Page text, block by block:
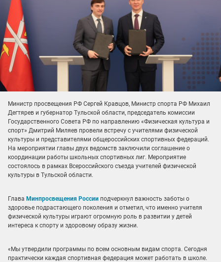
Министр просвещения РФ Сергей Кравцов, Министр спорта РФ Михаил
Дегтярев и губернатор Тульской области, председатель комиссии
Государственного Совета РФ по направлению «Физическая культура и
спорт» Дмитрий Миляев провели встречу с учителями физической
культуры и представителями общероссийских спортивных федераций.
На мероприятии главы двух ведомств заключили соглашение о
координации работы школьных спортивных лиг. Мероприятие
состоялось в рамках Всероссийского съезда учителей физической
культуры в Тульской области.
Глава Минпросвещения России подчеркнул важность заботы о
здоровье подрастающего поколения и отметил, что именно учителя
физической культуры играют огромную роль в развитии у детей
интереса к спорту и здоровому образу жизни.
«Мы утвердили программы по всем основным видам спорта. Сегодня
практически каждая спортивная федерация может работать в школе.